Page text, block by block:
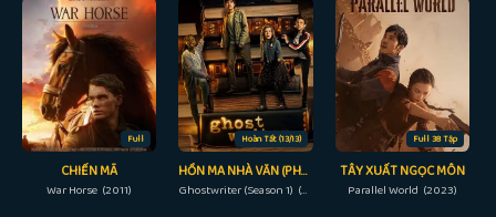
Full
CHIẾN MÃ
War Horse (2011)
Hoàn Tất (13/13)
HỒN MA NHÀ VĂN (PHẦN 1)
Ghostwriter (Season 1) (2019)
Full 38 Tập
TÂY XUẤT NGỌC MÔN
Parallel World (2023)